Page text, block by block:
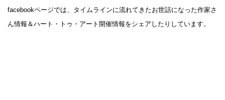
facebookページでは、タイムラインに流れてきたお世話になった作家さ
ん情報＆ハート・トゥ・アート開催情報をシェアしたりしています。